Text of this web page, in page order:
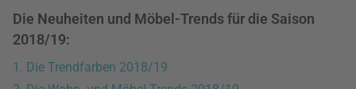
Die Neuheiten und Möbel-Trends für die Saison
2018/19:
1. Die Trendfarben 2018/19